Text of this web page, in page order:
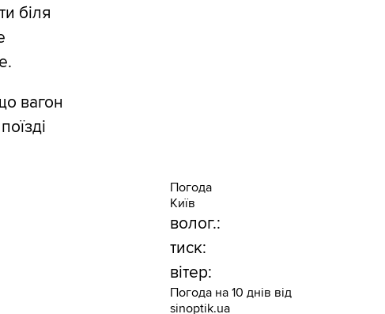
біля
вагон
Погода
Київ
волог.:
тиск:
вітер:
Погода на 10 днів від
sinoptik.ua